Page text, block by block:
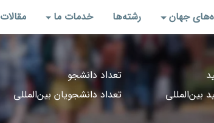
جهان رشته‌‌ها خدمات ما مقالات
تعداد دانشجو
بین‌المللی تعداد دانشجویان بین‌المللی